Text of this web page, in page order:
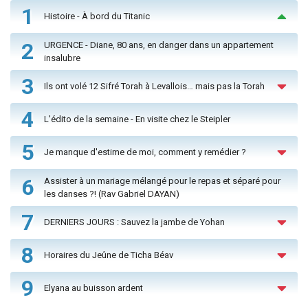
1 Histoire - À bord du Titanic
2
URGENCE - Diane, 80 ans, en danger dans un appartement
insalubre
3 Ils ont volé 12 Sifré Torah à Levallois… mais pas la Torah
4 L'édito de la semaine - En visite chez le Steipler
5 Je manque d'estime de moi, comment y remédier ?
6
Assister à un mariage mélangé pour le repas et séparé pour
les danses ?! (Rav Gabriel DAYAN)
7 DERNIERS JOURS : Sauvez la jambe de Yohan
8 Horaires du Jeûne de Ticha Béav
9 Elyana au buisson ardent